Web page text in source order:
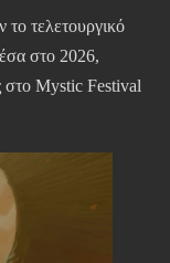
το τελετουργικό
στο 2026,
στο Mystic Festival